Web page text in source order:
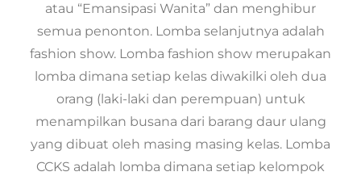
atau “Emansipasi Wanita” dan menghibur
semua penonton. Lomba selanjutnya adalah
fashion show. Lomba fashion show merupakan
lomba dimana setiap kelas diwakilki oleh dua
orang (laki-laki dan perempuan) untuk
menampilkan busana dari barang daur ulang
yang dibuat oleh masing masing kelas. Lomba
CCKS adalah lomba dimana setiap kelompok